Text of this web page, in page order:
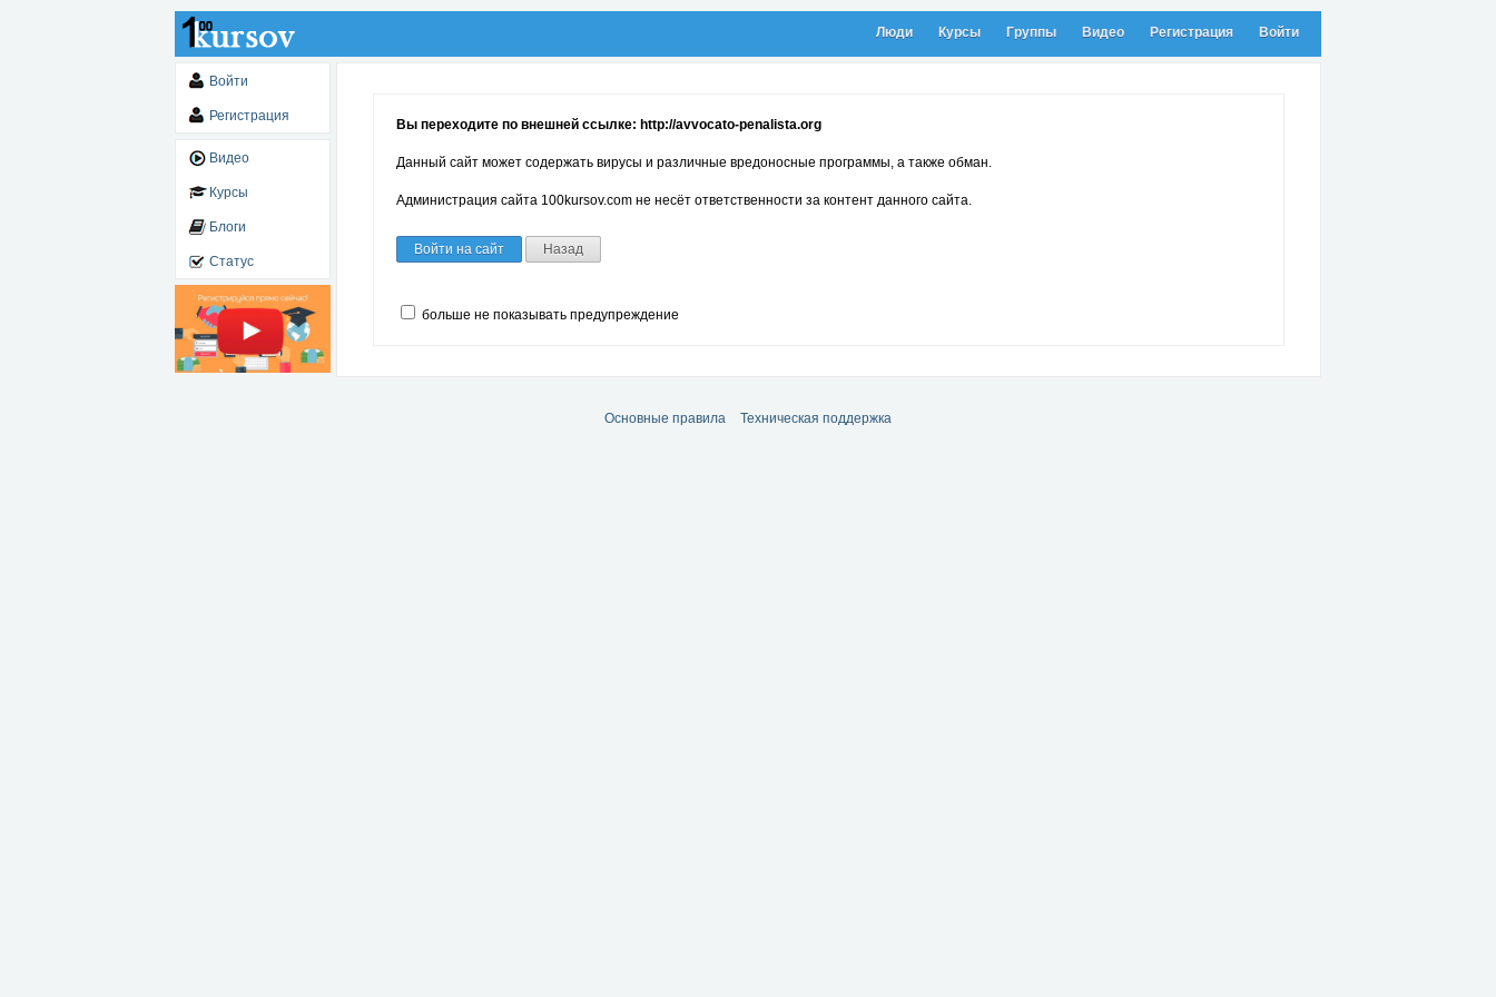
Люди Курсы Группы Видео Регистрация Войти
Войти
Регистрация
Видео
Курсы
Блоги
Статус
Вы переходите по внешней ссылке: http://avvocato-penalista.org
Данный сайт может содержать вирусы и различные вредоносные программы, а также обман.
Администрация сайта 100kursov.com не несёт ответственности за контент данного сайта.
Войти на сайт Назад
больше не показывать предупреждение
Основные правила Техническая поддержка